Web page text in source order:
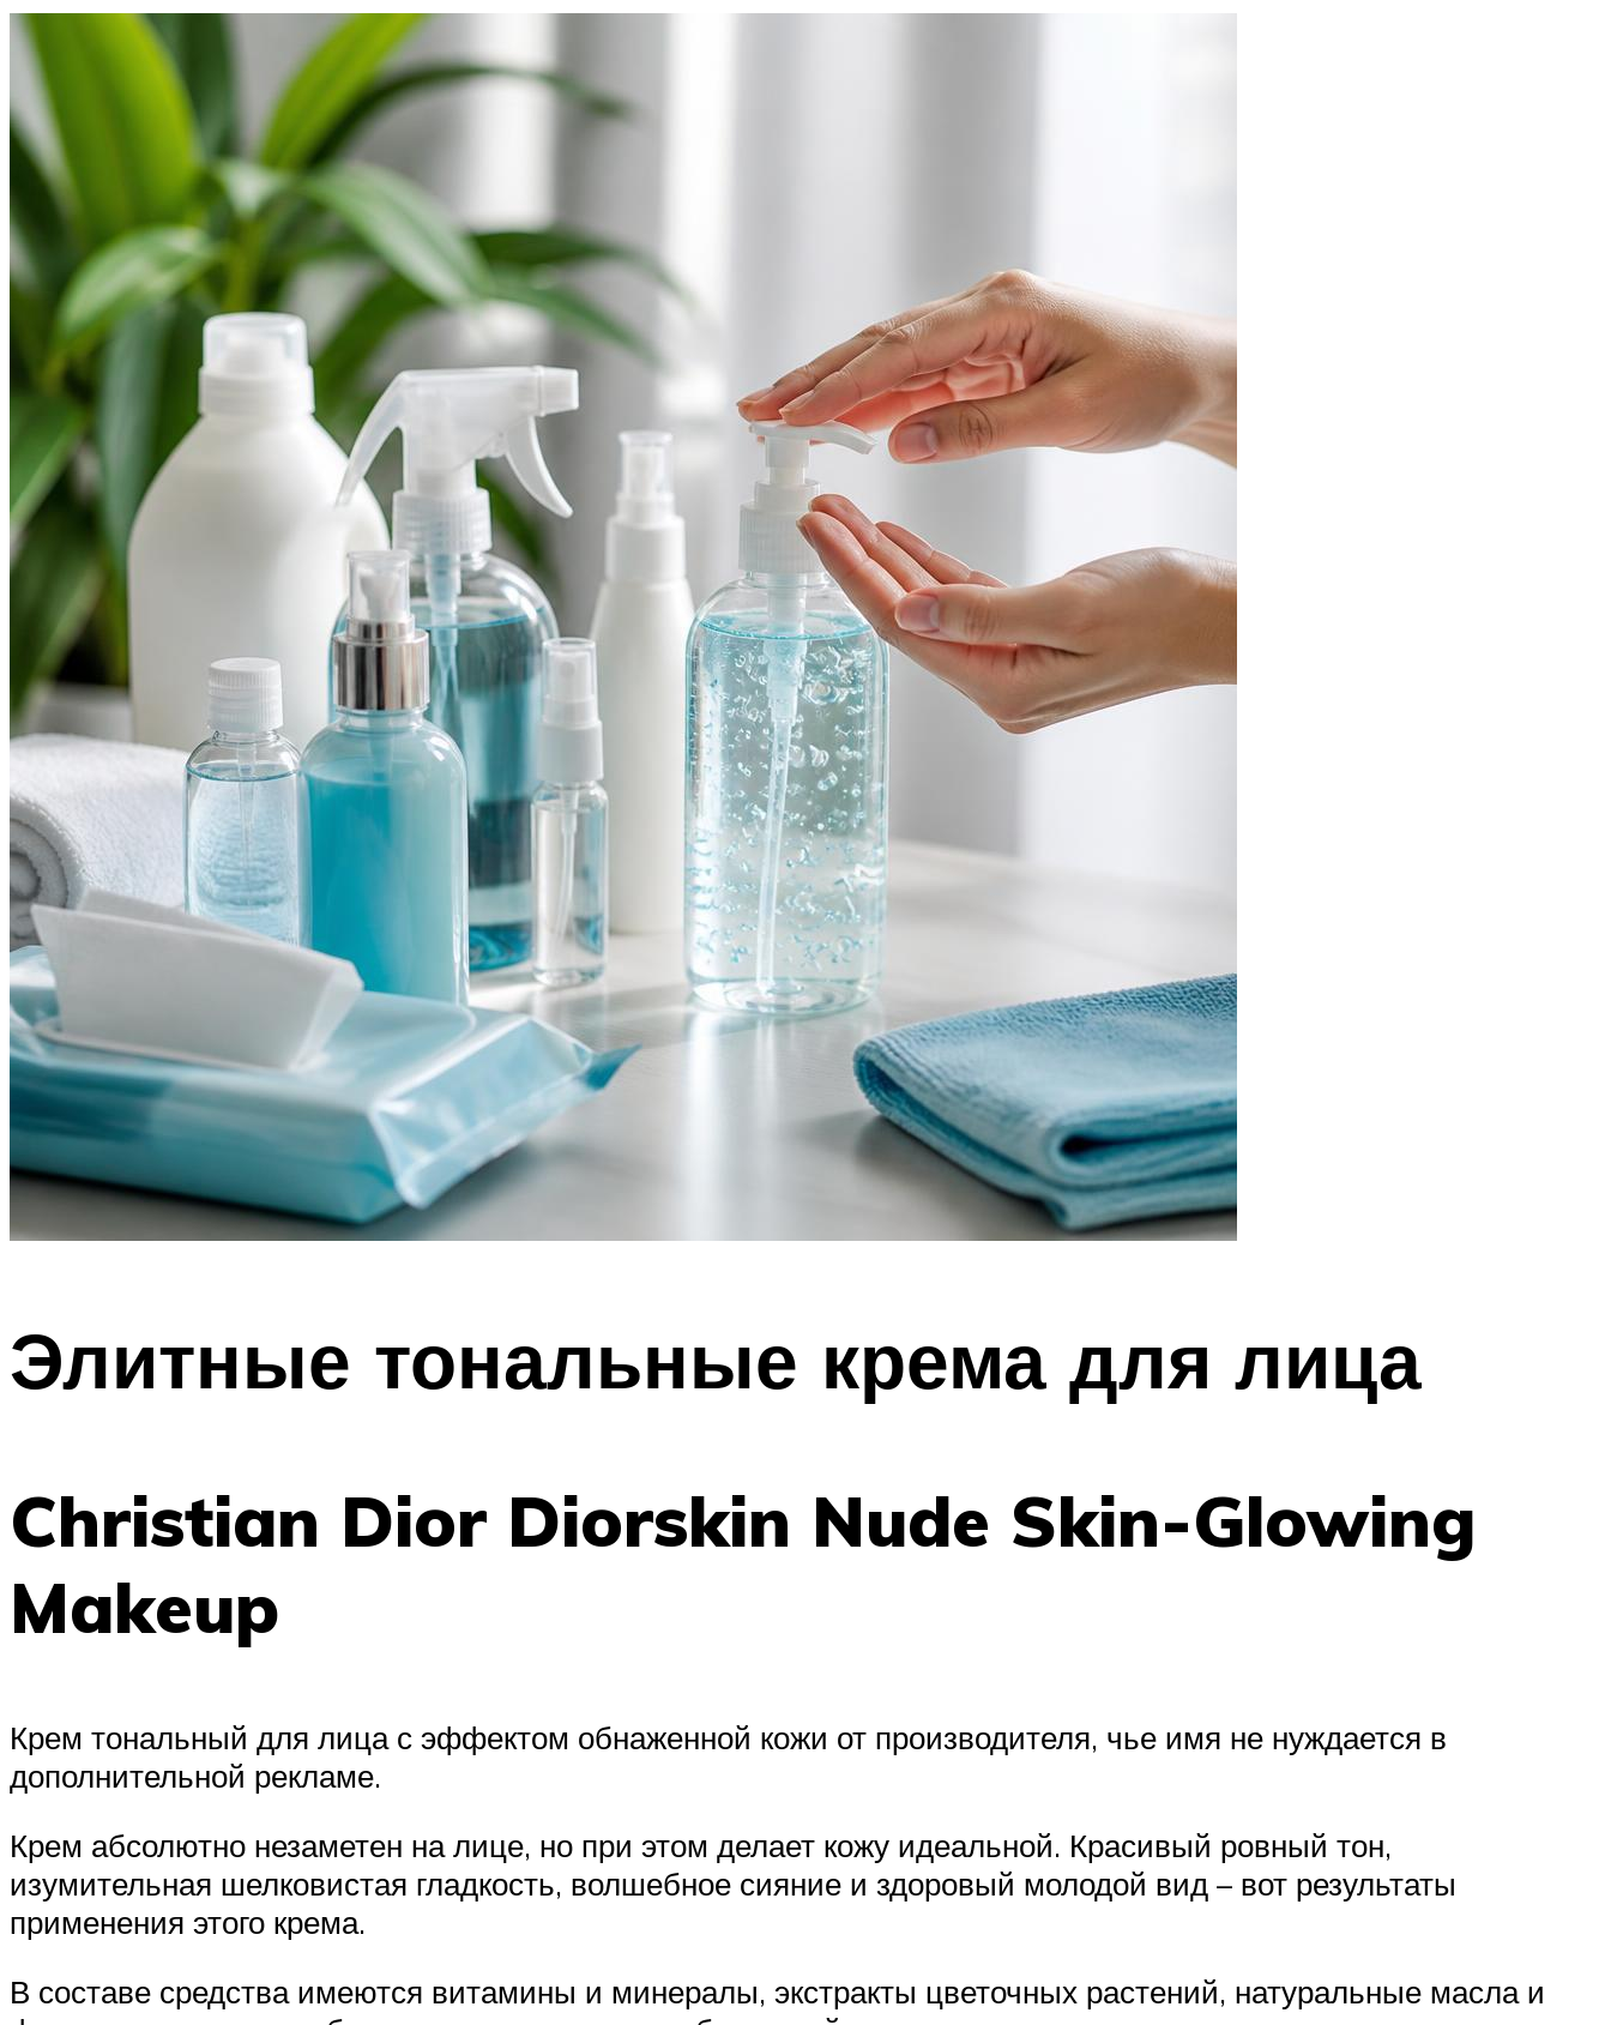
Элитные тональные крема для лица
Christian Dior Diorskin Nude Skin-Glowing
Makeup
Крем тональный для лица с эффектом обнаженной кожи от производителя, чье имя не нуждается в
дополнительной рекламе.
Крем абсолютно незаметен на лице, но при этом делает кожу идеальной. Красивый ровный тон,
изумительная шелковистая гладкость, волшебное сияние и здоровый молодой вид – вот результаты
применения этого крема.
В составе средства имеются витамины и минералы, экстракты цветочных растений, натуральные масла и